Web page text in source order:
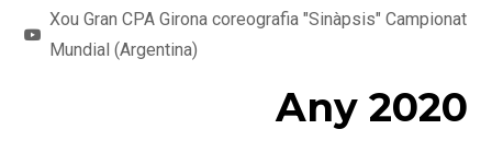
Xou Gran CPA Girona coreografia "Sinàpsis" Campionat
Mundial (Argentina)
Any 2020